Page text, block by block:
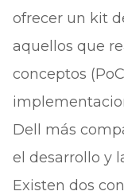
ofrecer un kit
aquellos que
conceptos
Dell más
el desarrollo y
Existen dos